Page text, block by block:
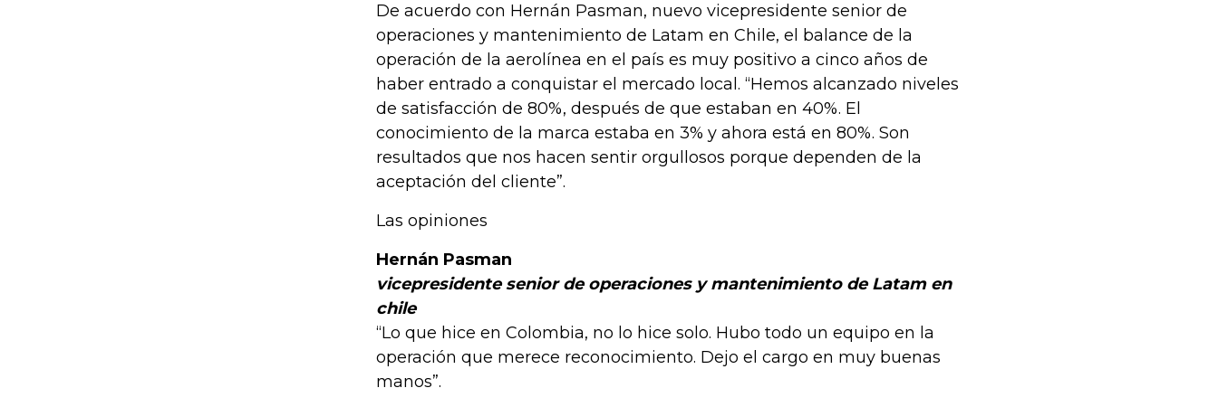
De acuerdo con Hernán Pasman, nuevo vicepresidente senior de
operaciones y mantenimiento de Latam en Chile, el balance de la
operación de la aerolínea en el país es muy positivo a cinco años de
haber entrado a conquistar el mercado local. “Hemos alcanzado niveles
de satisfacción de 80%, después de que estaban en 40%. El
conocimiento de la marca estaba en 3% y ahora está en 80%. Son
resultados que nos hacen sentir orgullosos porque dependen de la
aceptación del cliente”.
Las opiniones
Hernán Pasman
vicepresidente senior de operaciones y mantenimiento de Latam en
chile
“Lo que hice en Colombia, no lo hice solo. Hubo todo un equipo en la
operación que merece reconocimiento. Dejo el cargo en muy buenas
manos”.